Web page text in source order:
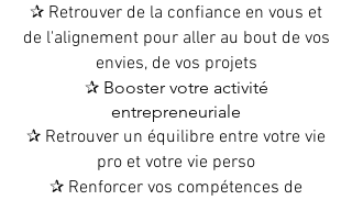
✰ Retrouver de la confiance en vous et
de l'alignement pour aller au bout de vos
envies, de vos projets
✰ Booster votre activité
entrepreneuriale
✰ Retrouver un équilibre entre votre vie
pro et votre vie perso
✰ Renforcer vos compétences de